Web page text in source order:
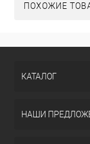
ПОХОЖИЕ
КАТАЛОГ
НАШИ